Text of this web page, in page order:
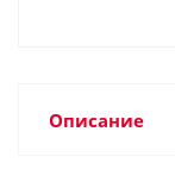
Описание